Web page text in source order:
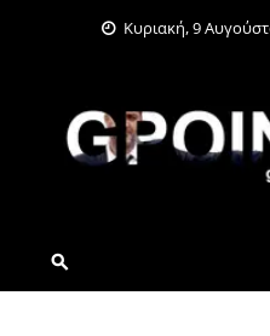
Κυριακή, 9
G-